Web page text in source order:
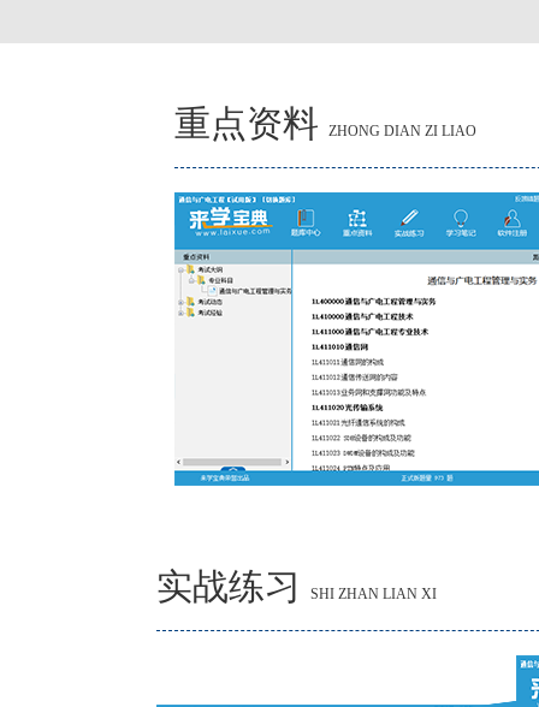
重点资料 ZHONG DIAN ZI LIAO
实战练习 SHI ZHAN LIAN XI